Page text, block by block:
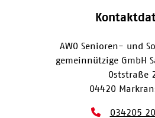
AWO Senioren- und
gemeinnützige GmbH
Oststraße
04420
034205